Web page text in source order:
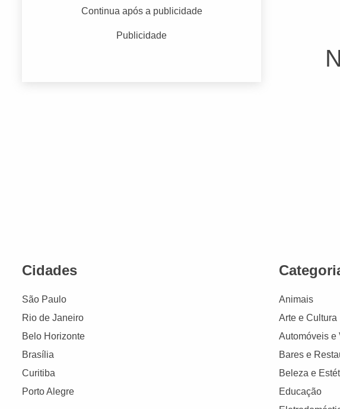
Continua após a publicidade
Publicidade
Cidades
São Paulo
Rio de Janeiro
Belo Horizonte
Brasília
Curitiba
Porto Alegre
Animais
Arte e Cultura
Automóveis e
Bares e
Beleza e
Educação